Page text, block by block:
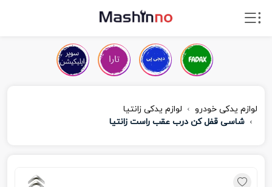
لوازم یدکی خودرو
لوازم یدکی زانتیا
شاسی قفل کن درب عقب راست زانتیا